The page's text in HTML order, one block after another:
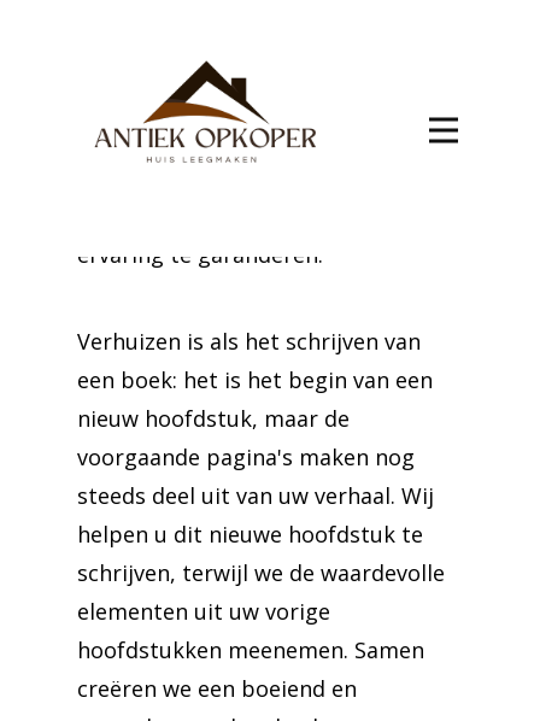
Uw verhuizing naar Achêne wordt
verzorgd door experts. Wij bieden
top-notch service, waarbij we elk
ervaring te garanderen.
Verhuizen is als het schrijven van
een boek: het is het begin van een
nieuw hoofdstuk, maar de
voorgaande pagina's maken nog
steeds deel uit van uw verhaal. Wij
helpen u dit nieuwe hoofdstuk te
schrijven, terwijl we de waardevolle
elementen uit uw vorige
hoofdstukken meenemen. Samen
creëren we een boeiend en